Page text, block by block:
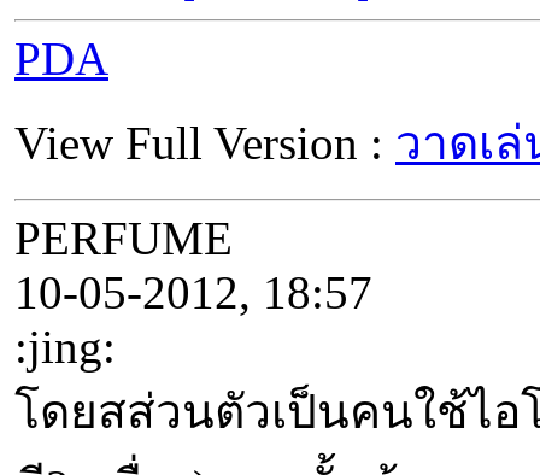
PDA
View Full Version : วาดเ
PERFUME
10-05-2012, 18:57
:jing:
โดยสส่วนตัวเป็นคนใช้ไอ